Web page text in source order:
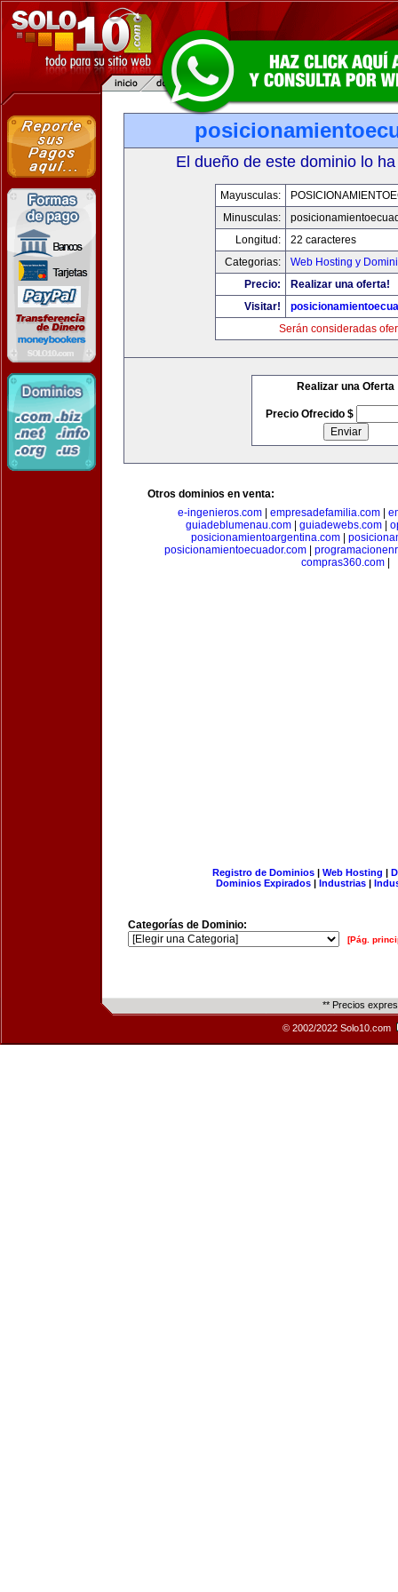
El dueño de este dominio lo
Mayusculas:
Minusculas:
Longitud:
22 caracteres
Categorias:
Web Hosting y
Precio:
Realizar una oferta!
Visitar!
Serán consideradas
Realizar una Oferta
Precio Ofrecido $
Otros dominios en venta:
e-ingenieros.com
empresadefamilia.com
guiadeblumenau.com| guiadewebs.com|
posicionamientoargentina.com|
posicionamientoecuador.com
compras360.com
Registro de Dominios| Web Hosting |
Dominios Expirados | Industrias |
Categorías de Dominio:
[Pág.
** Precios
© 2002/2022 Solo10.com